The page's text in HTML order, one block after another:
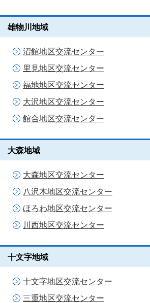
雄物川地域
沼館地区交流センター
里見地区交流センター
福地地区交流センター
大沢地区交流センター
館合地区交流センター
大森地域
大森地区交流センター
八沢木地区交流センター
ほろわ地区交流センター
川西地区交流センター
十文字地域
十文字地区交流センター
三重地区交流センター